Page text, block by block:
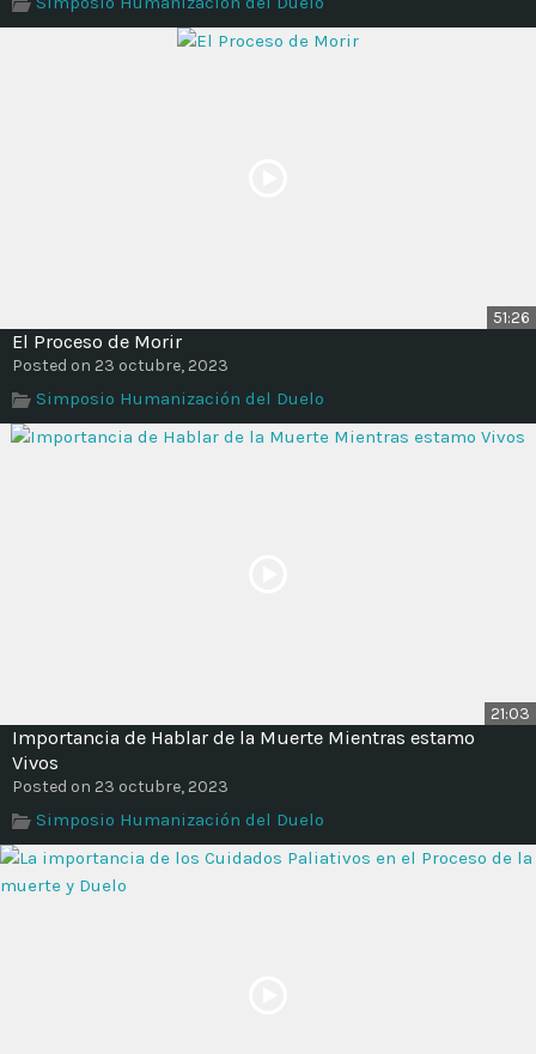
Time
51:26
El Proceso de Morir
Posted on 23 octubre, 2023
Simposio Humanización del Duelo
21:03
Importancia de Hablar de la Muerte Mientras estamo
Vivos
Posted on 23 octubre, 2023
Simposio Humanización del Duelo